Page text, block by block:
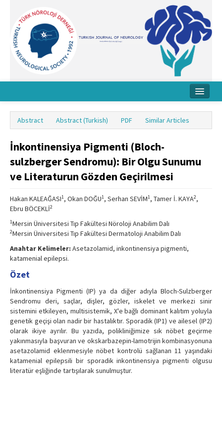
About Journal
Board
Instructions
Contact Us
Abstract Abstract (Turkish) PDF Similar Articles
İnkontinensiya Pigmenti (Bloch-
sulzberger Sendromu): Bir Olgu Sunumu
ve Literaturun Gözden Geçirilmesi
Hakan KALEAĞASI1, Okan DOĞU1, Serhan SEVİM1, Tamer İ. KAYA2,
Ebru BÖCEKLİ2
1Mersin Üniversitesi Tıp Fakültesi Nöroloji Anabilim Dalı
2Mersin Üniversitesi Tıp Fakültesi Dermatoloji Anabilim Dalı
Anahtar Kelimeler: Asetazolamid, inkontinensiya pigmenti,
katamenial epilepsi.
Özet
İnkontinensiya Pigmenti (IP) ya da diğer adıyla Bloch-Sulzberger
Sendromu deri, saçlar, dişler, gözler, iskelet ve merkezi sinir
sistemini etkileyen, multisistemik, X'e bağlı dominant kalıtım yoluyla
genetik geçişi olan nadir bir hastalıktır. Sporadik (IP1) ve ailesel (IP2)
olarak ikiye ayrılır. Bu yazıda, polikliniğimize sık nöbet geçirme
yakınmasıyla başvuran ve okskarbazepin-lamotrijin kombinasyonuna
asetazolamid eklenmesiyle nöbet kontrolü sağlanan 11 yaşındaki
katamenial epilepsili bir sporadik inkontinensiya pigmenti olgusu
literatür eşliğinde tartışılarak sunulmuştur.